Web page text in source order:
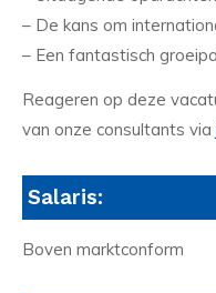
– De kans om
– Een fantastisch
Reageren op deze
van onze consultants via
Salaris:
Boven marktconform